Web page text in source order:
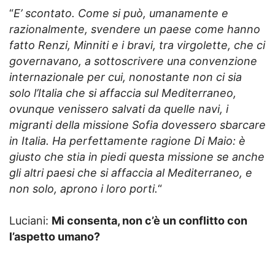
“E’ scontato. Come si può, umanamente e
razionalmente, svendere un paese come hanno
fatto Renzi, Minniti e i bravi, tra virgolette, che ci
governavano, a sottoscrivere una convenzione
internazionale per cui, nonostante non ci sia
solo l’Italia che si affaccia sul Mediterraneo,
ovunque venissero salvati da quelle navi, i
migranti della missione Sofia dovessero sbarcare
in Italia. Ha perfettamente ragione Di Maio: è
giusto che stia in piedi questa missione se anche
gli altri paesi che si affaccia al Mediterraneo, e
non solo, aprono i loro porti.“
Luciani: Mi consenta, non c’è un conflitto con
l’aspetto umano?